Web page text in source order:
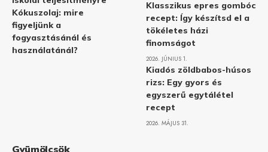
Kókuszolaj: mire
figyeljünk a
fogyasztásánál és
használatánál?
Klasszikus epres gombóc
recept: Így készítsd el a
tökéletes házi
finomságot
2026. JÚNIUS 1.
Kiadós zöldbabos-húsos
rizs: Egy gyors és
egyszerű egytálétel
recept
2026. MÁJUS 31.
Gyümölcsök